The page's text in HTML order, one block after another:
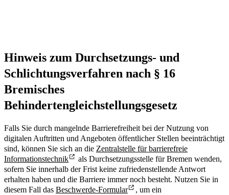
Hinweis zum Durchsetzungs- und
Schlichtungsverfahren nach § 16
Bremisches
Behindertengleichstellungsgesetz
Falls Sie durch mangelnde Barrierefreiheit bei der Nutzung von
digitalen Auftritten und Angeboten öffentlicher Stellen beeinträchtigt
sind, können Sie sich an die Zentralstelle für barrierefreie
Informationstechnik
als Durchsetzungsstelle für Bremen wenden,
sofern Sie innerhalb der Frist keine zufriedenstellende Antwort
erhalten haben und die Barriere immer noch besteht. Nutzen Sie in
diesem Fall das Beschwerde-Formular
, um ein